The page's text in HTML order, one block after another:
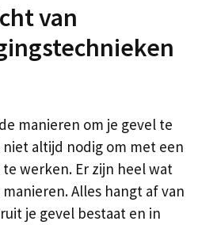
van
manieren om je gevel te
niet altijd nodig om met een
werken. Er zijn heel wat
Alles hangt af van
je gevel bestaat en in